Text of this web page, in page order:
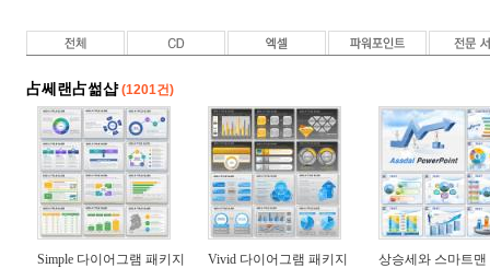
占쎄랜占썲샵 (1201건)
Simple 다이어그램 패키지
Vivid 다이어그램 패키지
상승세와 스마트맨